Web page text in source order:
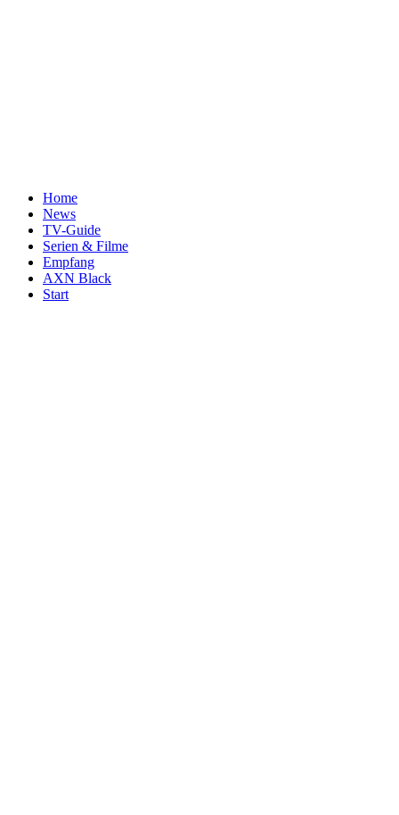
Home
News
TV-Guide
Serien & Filme
Empfang
AXN Black
Start